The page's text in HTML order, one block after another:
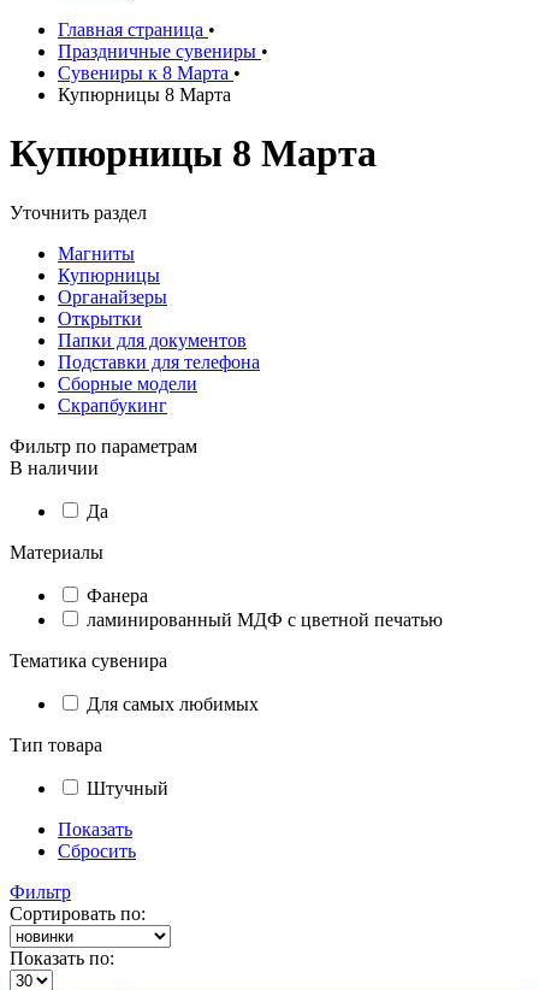
Главная страница •
Праздничные сувениры •
Сувениры к 8 Марта •
Купюрницы 8 Марта
Купюрницы 8 Марта
Уточнить раздел
Магниты
Купюрницы
Органайзеры
Открытки
Папки для документов
Подставки для телефона
Сборные модели
Скрапбукинг
Фильтр по параметрам
В наличии
Да
Материалы
Фанера
ламинированный МДФ с цветной печатью
Тематика сувенира
Для самых любимых
Тип товара
Штучный
Показать
Сбросить
Фильтр
Сортировать по:
Показать по: